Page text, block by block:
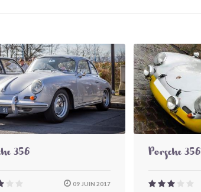
356
09 JUIN 2017
Porsche 356